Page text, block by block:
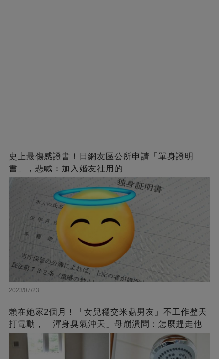
史上最傷感證書！日網友區公所申請「單身證明
書」，悲喊：加入婚友社用的
2023/07/23
賴在她家2個月！「女兒穩交米蟲男友」不工作整天
打電動，「渾身臭氣沖天」母崩潰問：怎麼趕走他